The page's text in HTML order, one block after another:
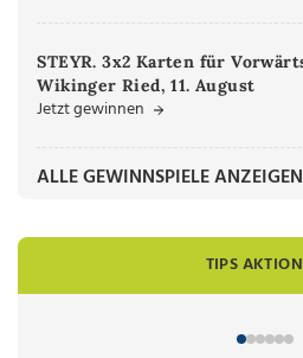
STEYR. 3x2 Karten für
Wikinger Ried, 11. August
Jetzt gewinnen
ALLE GEWINNSPIELE ANZEIGEN
TIPS